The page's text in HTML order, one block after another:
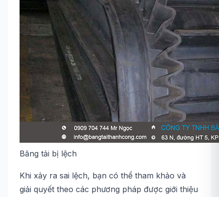
Băng tải bị lệch
Khi xảy ra sai lệch, bạn có thể tham khảo và
giải quyết theo các phương pháp được giới thiệu